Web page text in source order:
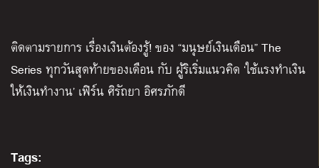
ติดตามรายการ เรื่องเงินต้องรู้! ของ “มนุษย์เงินเดือน” The
Seriesทุกวันสุดท้ายของเดือน กับ ผู้ริเริ่มแนวคิด ‘ใช้แรงทําเงิน
ให้เงินทํางาน’ เฟิร์น ศิรัถยา อิศรภักดี
Tags: